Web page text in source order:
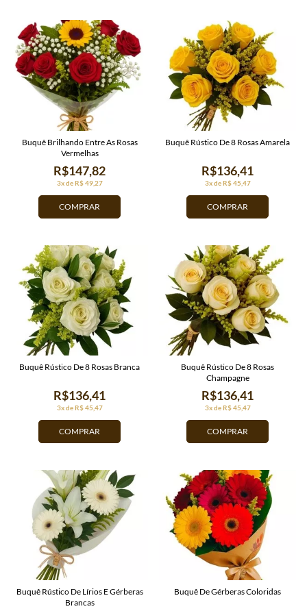
COMPRAR
3x de R$ 49,27
R$147,82
Buquê Brilhando Entre As Rosas
Vermelhas
COMPRAR
3x de R$ 45,47
R$136,41
Buquê Rústico De 8 Rosas Amarela
COMPRAR
3x de R$ 45,47
R$136,41
Buquê Rústico De 8 Rosas Branca
COMPRAR
3x de R$ 45,47
R$136,41
Buquê Rústico De 8 Rosas
Champagne
Buquê Rústico De Lírios E Gérberas
Brancas
Buquê De Gérberas Coloridas